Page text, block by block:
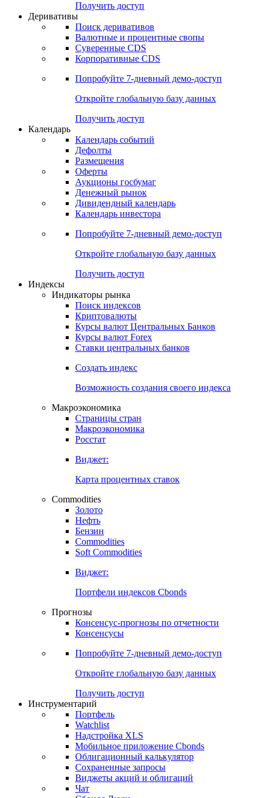
Получить доступ
Деривативы
Поиск деривативов
Валютные и процентные свопы
Суверенные CDS
Корпоративные CDS
Попробуйте 7-дневный демо-доступ
Откройте глобальную базу данных
Получить доступ
Календарь
Календарь событий
Дефолты
Размещения
Оферты
Аукционы госбумаг
Денежный рынок
Дивидендный календарь
Календарь инвестора
Попробуйте 7-дневный демо-доступ
Откройте глобальную базу данных
Получить доступ
Индексы
Индикаторы рынка
Поиск индексов
Криптовалюты
Курсы валют Центральных Банков
Курсы валют Forex
Ставки центральных банков
Создать индекс
Возможность создания своего индекса
Макроэкономика
Страницы стран
Макроэкономика
Росстат
Виджет:
Карта процентных ставок
Commodities
Золото
Нефть
Бензин
Commodities
Soft Commodities
Виджет:
Портфели индексов Cbonds
Прогнозы
Консенсус-прогнозы по отчетности
Консенсусы
Попробуйте 7-дневный демо-доступ
Откройте глобальную базу данных
Получить доступ
Инструментарий
Портфель
Watchlist
Надстройка XLS
Мобильное приложение Cbonds
Облигационный калькулятор
Сохраненные запросы
Виджеты акций и облигаций
Чат